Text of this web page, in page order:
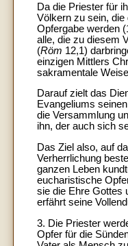
Da die Priester für
Völkern zu sein, die
Opfergabe werden
alle, die zu diesem
(Röm 12,1)
einzigen Mittlers
sakramentale
Darauf zielt das
Evangeliums
die Versammlung
ihn, der auch sich
Das Ziel also, auf
Verherrlichung
ganzen Leben
eucharistische
sie die Ehre Gottes
erfährt seine
3. Die Priester
Opfer für die